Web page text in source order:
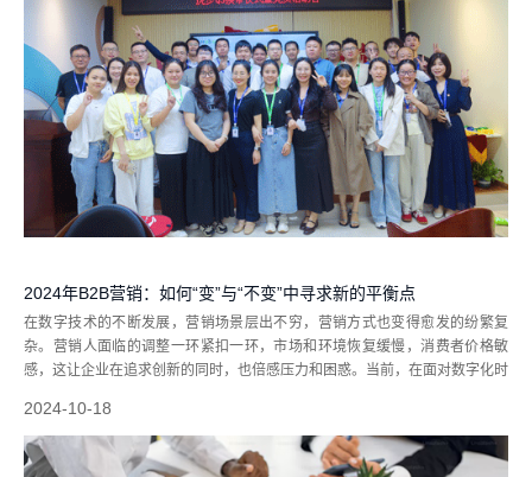
2024年B2B营销：如何“变”与“不变”中寻求新的平衡点
在数字技术的不断发展，营销场景层出不穷，营销方式也变得愈发的纷繁复
杂。营销人面临的调整一环紧扣一环，市场和环境恢复缓慢，消费者价格敏
感，这让企业在追求创新的同时，也倍感压力和困惑。当前，在面对数字化时
变”中寻求新的平衡点？这就需要...
2024-10-18